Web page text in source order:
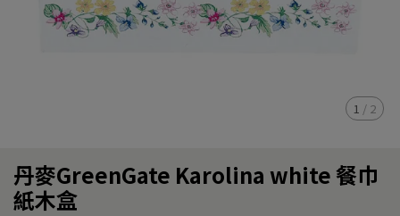
1 / 2
丹麥GreenGate Karolina white 餐巾
紙木盒